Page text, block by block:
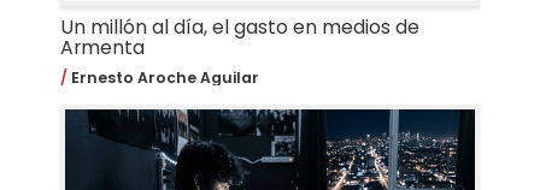
Un millón al día, el gasto en medios de
Armenta
Ernesto Aroche Aguilar